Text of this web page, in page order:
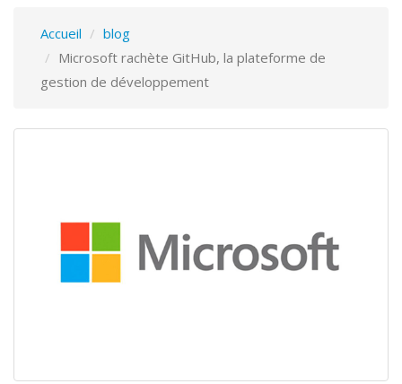
Accueil
blog
Microsoft rachète GitHub, la plateforme de
gestion de développement